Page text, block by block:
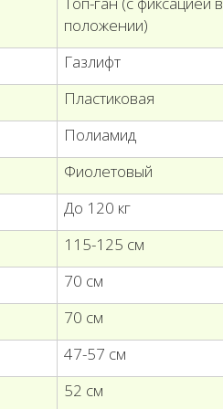
положении)
Газлифт
Пластиковая
Полиамид
Фиолетовый
До 120 кг
115-125 см
70 см
70 см
47-57 см
52 см